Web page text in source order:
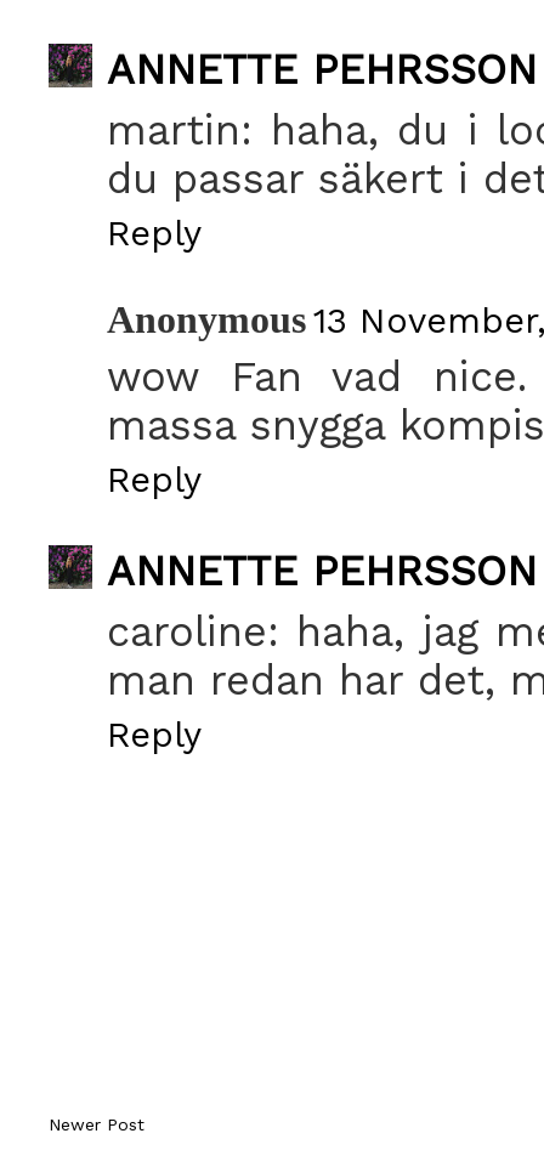
ANNETTE PEHRSSON
martin: haha, du i
du passar säkert i
Reply
Anonymous13
wow Fan vad
massa snygga
Reply
ANNETTE PEHRSSON
caroline: haha, jag
man redan har det,
Reply
Newer Post